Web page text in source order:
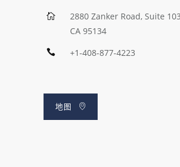
2880 Zanker Road, Suite
CA 95134
+1-408-877-4223
地图